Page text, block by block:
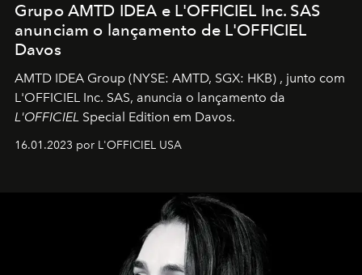
Grupo AMTD IDEA e L'OFFICIEL Inc. SAS
anunciam o lançamento de L'OFFICIEL
Davos
AMTD IDEA Group (NYSE: AMTD, SGX: HKB) , junto com
L'OFFICIEL Inc. SAS, anuncia o lançamento da
L'OFFICIEL Special Edition em Davos.
16.01.2023 por L'OFFICIEL USA